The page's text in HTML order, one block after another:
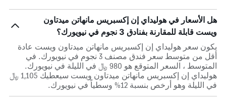
هل الأسعار في هوليداي إن إكسبريس مانهاتن ميدتاون
ويست قابلة للمقارنة بفنادق 3 نجوم في نيويورك؟
يكون سعر هوليداي إن إكسبريس مانهاتن ميدتاون ويست عادة
أقل من متوسط ​​سعر فندق مصنف 3 نجوم في نيويورك. في
المتوسط ، السعر المتوقع هو 980 ﷼ في الليلة في نيويورك.
هوليداي إن إكسبريس مانهاتن ميدتاون ويست سيعطيك 1,105 ﷼
في الليلة وهو أرخص بنسبة 12% وسطياً في نيويورك.